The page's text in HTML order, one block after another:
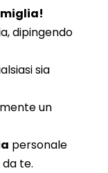
dipingendo
sia
un
personale
te.